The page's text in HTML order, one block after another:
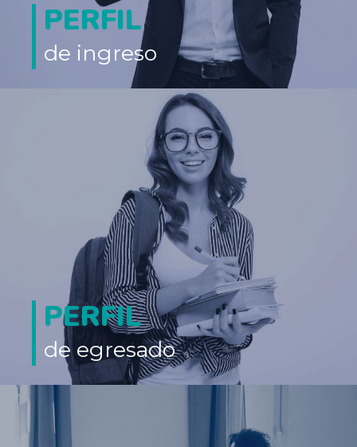
PERFIL
de ingreso
PERFIL
de egresado